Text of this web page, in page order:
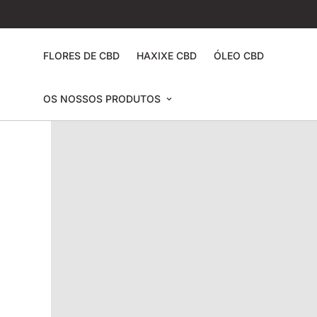
FLORES DE CBD HAXIXE CBD ÓLEO CBD
OS NOSSOS PRODUTOS